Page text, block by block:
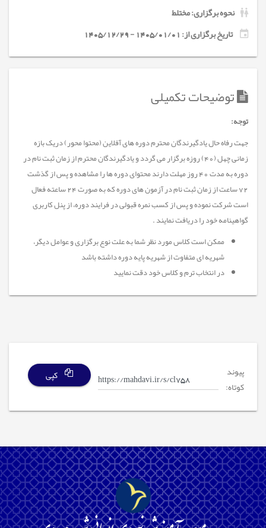
نحوه برگزاری: مختلط
تاریخ برگزاری از: 1405/01/01 - 1405/12/29
توضیحات تکمیلی
توجه:
جهت رفاه حال یادگیرندگان محترم دوره های آفلاین (محتوا محور) دریک بازه
زمانی چهل (40) روزه برگزار می گردد و یادگیرندگان محترم از زمان ثبت نام در
دوره به مدت 40 روز مهلت دارند محتوای دوره ها را مشاهده و پس از گذشت
72 ساعت از زمان ثبت نام در آزمون های دوره که به صورت 24 ساعته فعال
است شرکت نموده و پس از کسب نمره قبولی در فرایند دوره، از پنل کاربری
گواهینامه خود را دریافت نمایند .
ممکن است کلاس مورد نظر شما به علت نوع برگزاری و عوامل دیگر،
شهریه ای متفاوت از شهریه پایه دوره داشته باشد
در انتخاب ترم و کلاس خود دقت نمایید
پیوند
کوتاه:
کپی